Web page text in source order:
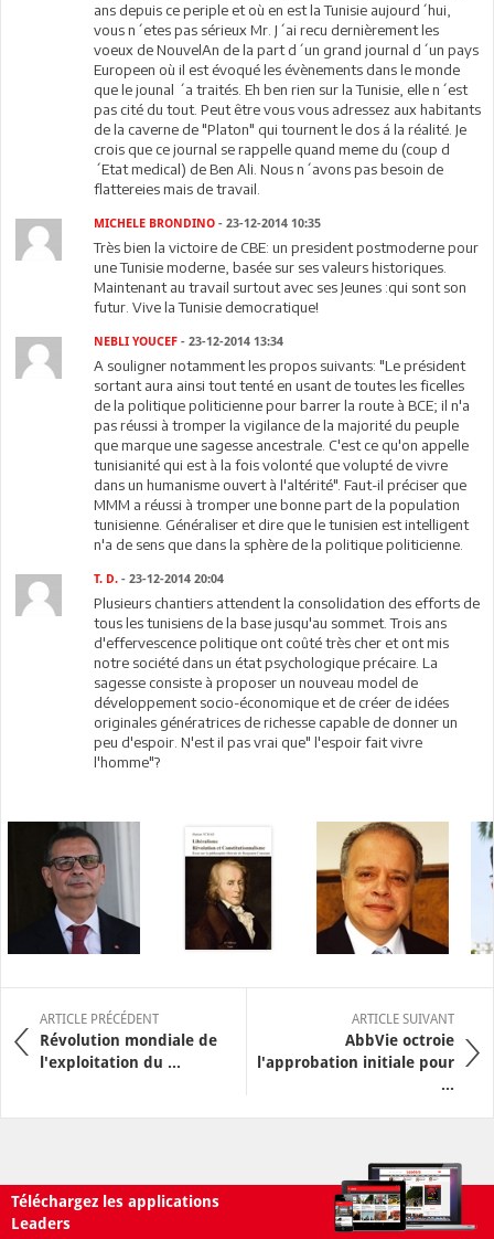
ans depuis ce periple et où en est la Tunisie aujourd´hui,
vous n´etes pas sérieux Mr. J´ai recu dernièrement les
voeux de NouvelAn de la part d´un grand journal d´un pays
Europeen où il est évoqué les évènements dans le monde
que le jounal ´a traités. Eh ben rien sur la Tunisie, elle n´est
pas cité du tout. Peut être vous vous adressez aux habitants
de la caverne de "Platon" qui tournent le dos á la réalité. Je
crois que ce journal se rappelle quand meme du (coup d
´Etat medical) de Ben Ali. Nous n´avons pas besoin de
flattereies mais de travail.
MICHELE BRONDINO - 23-12-2014 10:35
Très bien la victoire de CBE: un president postmoderne pour
une Tunisie moderne, basée sur ses valeurs historiques.
Maintenant au travail surtout avec ses Jeunes :qui sont son
futur. Vive la Tunisie democratique!
NEBLI YOUCEF - 23-12-2014 13:34
A souligner notamment les propos suivants: "Le président
sortant aura ainsi tout tenté en usant de toutes les ficelles
de la politique politicienne pour barrer la route à BCE; il n'a
pas réussi à tromper la vigilance de la majorité du peuple
que marque une sagesse ancestrale. C'est ce qu'on appelle
tunisianité qui est à la fois volonté que volupté de vivre
dans un humanisme ouvert à l'altérité". Faut-il préciser que
MMM a réussi à tromper une bonne part de la population
tunisienne. Généraliser et dire que le tunisien est intelligent
n'a de sens que dans la sphère de la politique politicienne.
T. D. - 23-12-2014 20:04
Plusieurs chantiers attendent la consolidation des efforts de
tous les tunisiens de la base jusqu'au sommet. Trois ans
d'effervescence politique ont coûté très cher et ont mis
notre société dans un état psychologique précaire. La
sagesse consiste à proposer un nouveau model de
développement socio-économique et de créer de idées
originales génératrices de richesse capable de donner un
peu d'espoir. N'est il pas vrai que" l'espoir fait vivre
l'homme"?
ARTICLE PRÉCÉDENT
Révolution mondiale de
l'exploitation du ...
ARTICLE SUIVANT
AbbVie octroie
l'approbation initiale pour
...
Téléchargez les applications
Leaders